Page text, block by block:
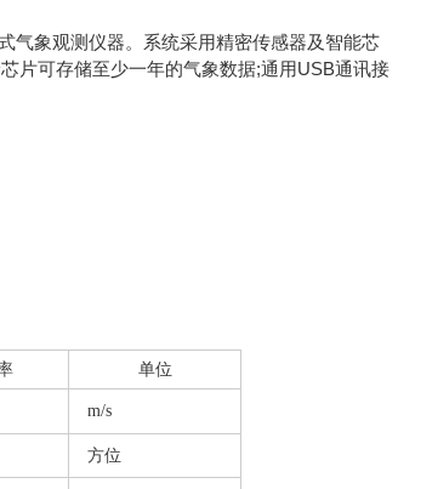
象观测仪器。系统采用精密传感器及智能芯
片可存储至少一年的气象数据;通用USB通讯接
单位
m/s
方位